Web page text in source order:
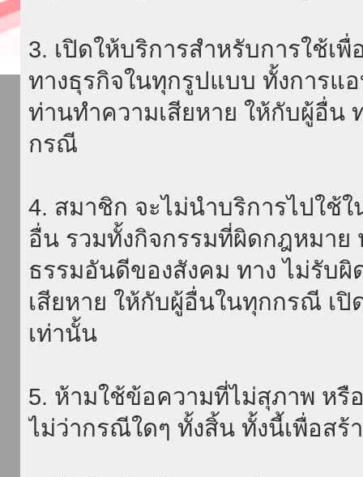
3. เปิดให้บริการสำหรับการใช้เ
ทางธุรกิจในทุกรูปแบบ ทั้งการแ
ท่านทำความเสียหาย ให้กับผู้อื่น
กรณี
4. สมาชิก จะไม่นำบริการไปใช้
อื่น รวมทั้งกิจกรรมที่ผิดกฎหมาย
ธรรมอันดีของสังคม ทาง ไม่รับ
เสียหาย ให้กับผู้อื่นในทุกกรณี เปิ
เท่านั้น
5. ห้ามใช้ข้อความที่ไม่สุภาพ หรื
ไม่ว่ากรณีใดๆ ทั้งสิ้น ทั้งนี้เพื่อสร้